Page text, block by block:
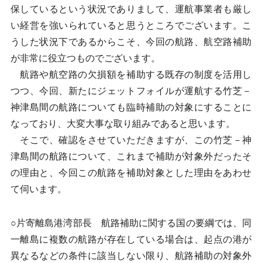
保しているという状況でありまして、運航事業者も厳し
い経営を強いられていると思うところでございます。こ
うした状況下であるからこそ、今回の航路、航空路補助
が非常に役立つものでございます。
航路や航空路の欠損額を補助する既存の制度を活用し
つつ、今回、新たにジェットフォイルが運航する竹芝－
神津島間の航路についても臨時補助の対象にすることに
なっており、大変大事な取り組みであると思います。
そこで、確認をさせていただきますが、この竹芝－神
津島間の航路について、これまで補助が対象外だったそ
の理由と、今回この航路を補助対象とした理由をあわせ
て伺います。
○片寄離島港湾部長 航路補助に関する国の要綱では、同
一離島に複数の航路が存在している場合は、起点の港が
異なるなどの条件に該当しない限り、航路補助の対象外